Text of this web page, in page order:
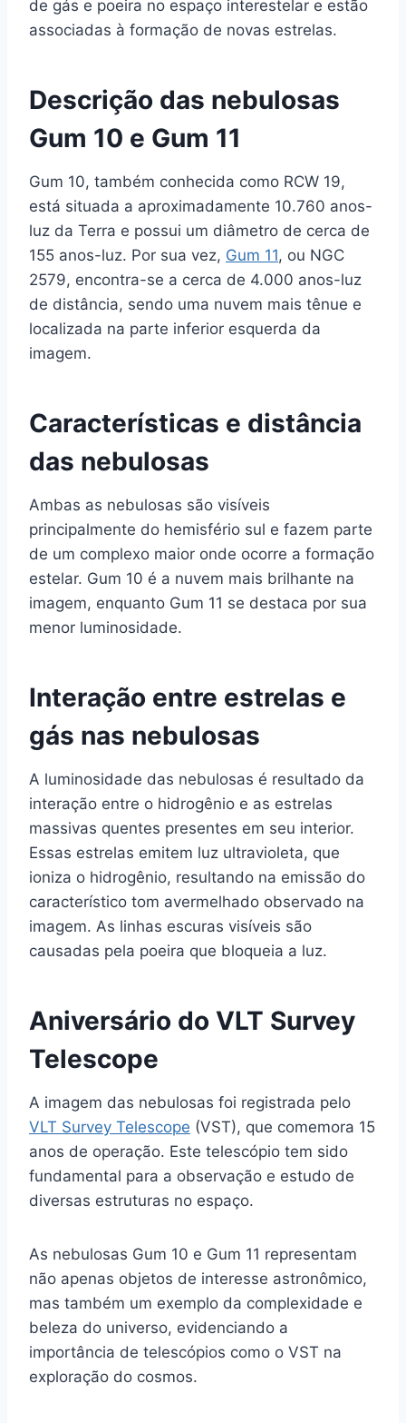
de gás e poeira no espaço interestelar e estão
associadas à formação de novas estrelas.
Descrição das nebulosas
Gum 10 e Gum 11
Gum 10, também conhecida como RCW 19,
está situada a aproximadamente 10.760 anos-
luz da Terra e possui um diâmetro de cerca de
155 anos-luz. Por sua vez, Gum 11, ou NGC
2579, encontra-se a cerca de 4.000 anos-luz
de distância, sendo uma nuvem mais tênue e
localizada na parte inferior esquerda da
imagem.
Características e distância
das nebulosas
Ambas as nebulosas são visíveis
principalmente do hemisfério sul e fazem parte
de um complexo maior onde ocorre a formação
estelar. Gum 10 é a nuvem mais brilhante na
imagem, enquanto Gum 11 se destaca por sua
menor luminosidade.
Interação entre estrelas e
gás nas nebulosas
A luminosidade das nebulosas é resultado da
interação entre o hidrogênio e as estrelas
massivas quentes presentes em seu interior.
Essas estrelas emitem luz ultravioleta, que
ioniza o hidrogênio, resultando na emissão do
característico tom avermelhado observado na
imagem. As linhas escuras visíveis são
causadas pela poeira que bloqueia a luz.
Aniversário do VLT Survey
Telescope
A imagem das nebulosas foi registrada pelo
VLT Survey Telescope (VST), que comemora 15
anos de operação. Este telescópio tem sido
fundamental para a observação e estudo de
diversas estruturas no espaço.
As nebulosas Gum 10 e Gum 11 representam
não apenas objetos de interesse astronômico,
mas também um exemplo da complexidade e
beleza do universo, evidenciando a
importância de telescópios como o VST na
exploração do cosmos.